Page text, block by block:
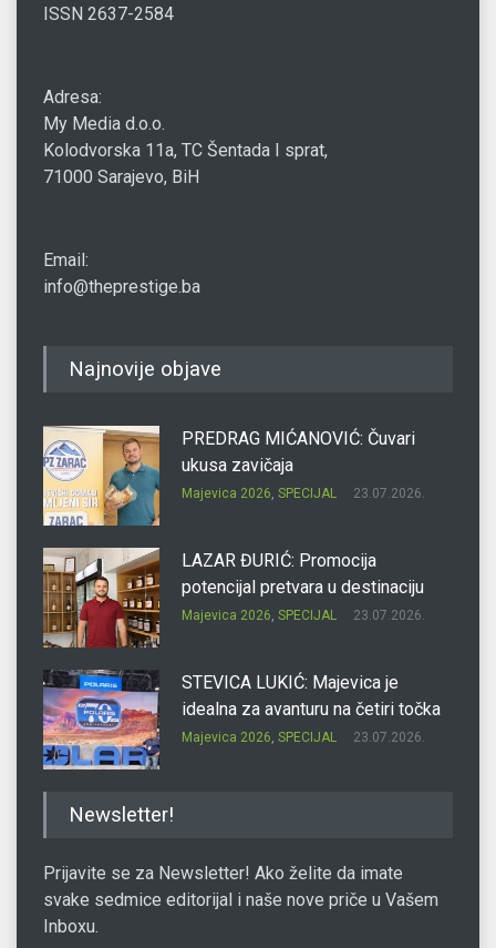
ISSN 2637-2584
Adresa:
My Media d.o.o.
Kolodvorska 11a, TC Šentada I sprat,
71000 Sarajevo, BiH
Email:
info@theprestige.ba
Najnovije objave
PREDRAG MIĆANOVIĆ: Čuvari
ukusa zavičaja
Majevica 2026, SPECIJAL 23.07.2026.
LAZAR ĐURIĆ: Promocija
potencijal pretvara u destinaciju
Majevica 2026, SPECIJAL 23.07.2026.
STEVICA LUKIĆ: Majevica je
idealna za avanturu na četiri točka
Majevica 2026, SPECIJAL 23.07.2026.
Newsletter!
Prijavite se za Newsletter! Ako želite da imate
svake sedmice editorijal i naše nove priče u Vašem
Inboxu.